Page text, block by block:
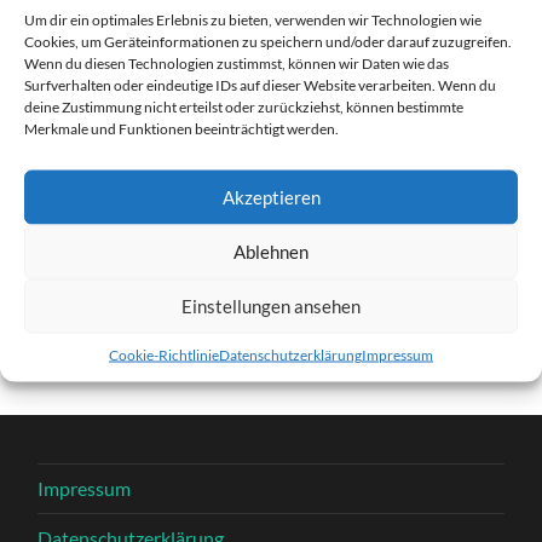
Um dir ein optimales Erlebnis zu bieten, verwenden wir Technologien wie
Cookies, um Geräteinformationen zu speichern und/oder darauf zuzugreifen.
Wenn du diesen Technologien zustimmst, können wir Daten wie das
Surfverhalten oder eindeutige IDs auf dieser Website verarbeiten. Wenn du
deine Zustimmung nicht erteilst oder zurückziehst, können bestimmte
Merkmale und Funktionen beeinträchtigt werden.
Akzeptieren
Ablehnen
Einstellungen ansehen
Cookie-RichtlinieDatenschutzerklärungImpressum
27. DEZEMBER 2016 1280x1280 PX
« Vorheriger
abzugeben.
Impressum